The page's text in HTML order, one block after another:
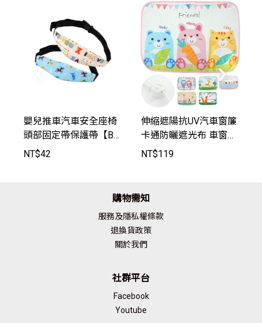
嬰兒推車汽車安全座椅
頭部固定帶保護帶【B0
370】 JoyBaby
NT$42
伸縮遮陽抗UV汽車窗簾
卡通防曬遮光布 車窗簾
【ICF18109】JoyBaby
NT$119
購物需知
服務及隱私權條款
退換貨政策
關於我們
社群平台
Facebook
Youtube